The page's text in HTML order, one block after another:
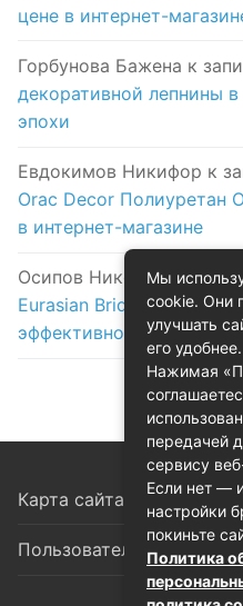
цене в интернет-
Горбунова Бажена к
декоративной лепнины
эпохи
Евдокимов Никифор к
Orac Decor Полиуретан
в интернет-магазине
Осипов Николак записи
Eurasian Bridge в Астане:
эффективность на
Карта сайта
Пользовательское
Мы
cookie. Они
улучшать
его удобнее.
Нажимая
передачей
сервису
Если нет —
настройки
покиньте
Политика